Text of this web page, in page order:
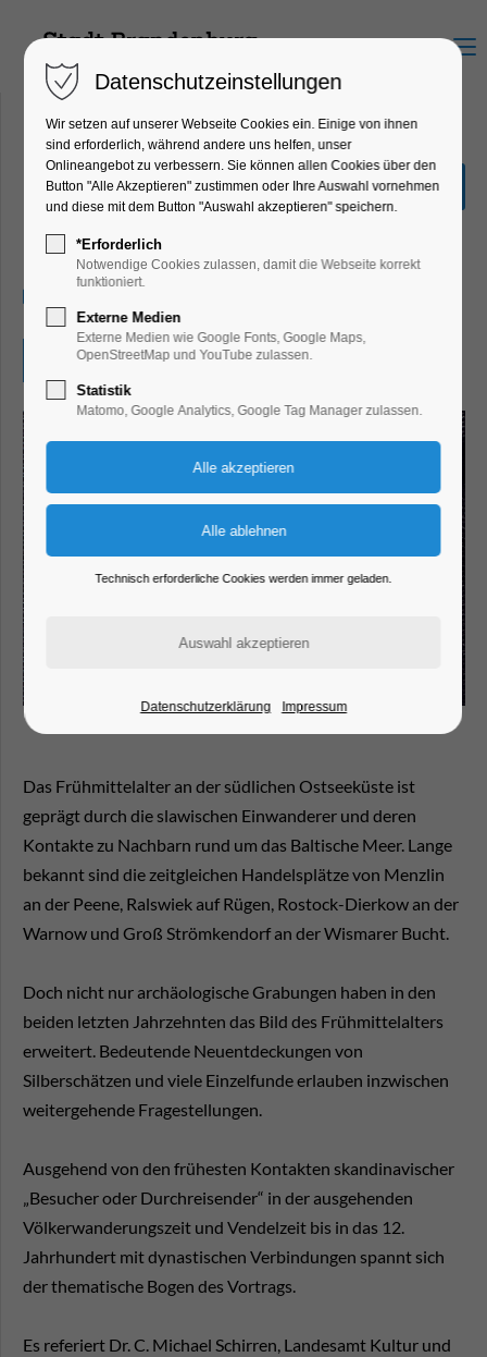
Menu
Abendvortrag Archäologie
Aktuell
Bildung, Vortrag
Eintritt frei
Das Frühmittelalter an der südlichen Ostseeküste ist
geprägt durch die slawischen Einwanderer und deren
Kontakte zu Nachbarn rund um das Baltische Meer. Lange
bekannt sind die zeitgleichen Handelsplätze von Menzlin
an der Peene, Ralswiek auf Rügen, Rostock-Dierkow an der
Warnow und Groß Strömkendorf an der Wismarer Bucht.
Doch nicht nur archäologische Grabungen haben in den
beiden letzten Jahrzehnten das Bild des Frühmittelalters
erweitert. Bedeutende Neuentdeckungen von
Silberschätzen und viele Einzelfunde erlauben inzwischen
weitergehende Fragestellungen.
Ausgehend von den frühesten Kontakten skandinavischer
„Besucher oder Durchreisender“ in der ausgehenden
Völkerwanderungszeit und Vendelzeit bis in das 12.
Jahrhundert mit dynastischen Verbindungen spannt sich
der thematische Bogen des Vortrags.
Es referiert Dr. C. Michael Schirren, Landesamt Kultur und
Datenschutzeinstellungen
Wir setzen auf unserer Webseite Cookies ein. Einige von ihnen
sind erforderlich, während andere uns helfen, unser
Onlineangebot zu verbessern. Sie können allen Cookies über den
Button "Alle Akzeptieren" zustimmen oder Ihre Auswahl vornehmen
und diese mit dem Button "Auswahl akzeptieren" speichern.
*Erforderlich
Notwendige Cookies zulassen, damit die Webseite korrekt
funktioniert.
Externe Medien
Externe Medien wie Google Fonts, Google Maps,
OpenStreetMap und YouTube zulassen.
Statistik
Matomo, Google Analytics, Google Tag Manager zulassen.
Technisch erforderliche Cookies werden immer geladen.
Datenschutzerklärung Impressum